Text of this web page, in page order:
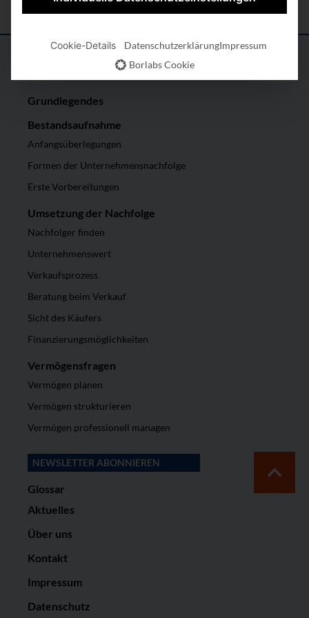
Grundlegendes
Bestandsaufnahme
Anfangsüberlegungen
Formen der Unternehmensnachfolge
Erste Vorbereitungen
Umsetzung der Nachfolge
Nachfolger finden
Unternehmenswert
Verkaufsprozess
Beratung beim Verkauf
Sicht des Käufers
Finanzierungsmöglichkeiten
Vermögensfragen
Vermögen planen
Vermögen strukturieren
Vermögen professionell managen
NEWSLETTER ABONNIEREN
Glossar
Aktuelles
Über uns
Kontakt
Impressum
Datenschutz
Cookie-Details DatenschutzerklärungImpressum
Borlabs Cookie